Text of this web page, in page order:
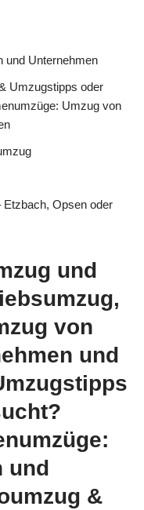
und Unternehmen
Umzugstipps oder
Umzug von
Etzbach, Opsen oder
und
von
und
und
&